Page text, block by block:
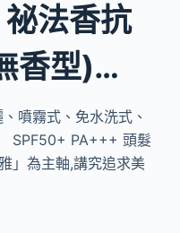
法香抗
香型)…
噴霧式、免水洗式、
SPF50+ PA+++ 頭髮
」為主軸,講究追求美